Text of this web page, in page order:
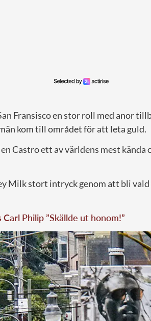
Fransisco en stor roll med anor
kom till området för att leta guld.
Castro ett av världens mest kända
Milk stort intryck genom att bli vald
Philip ”Skällde ut honom!”